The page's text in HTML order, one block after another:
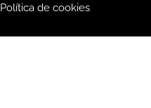
Política de cookies